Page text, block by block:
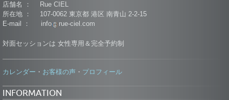
店舗名 ： Rue CIEL
所在地 ： 107-0062 東京都 港区 南青山 2-2-15
E-mail ： info
rue-ciel.com
対面セッションは 女性専用＆完全予約制
カレンダー ・ お客様の声 ・ プロフィール
INFORMATION